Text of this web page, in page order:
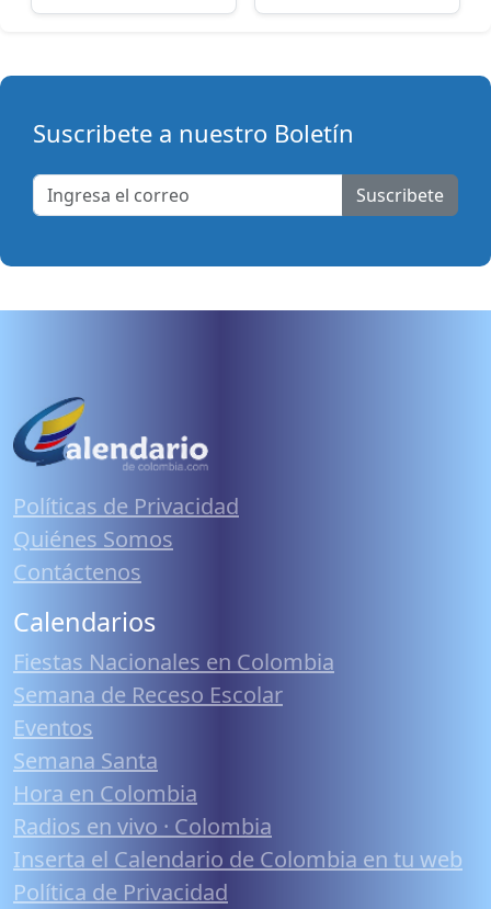
Suscribete a nuestro Boletín
Suscribete
Políticas de Privacidad
Quiénes Somos
Contáctenos
Calendarios
Fiestas Nacionales en Colombia
Semana de Receso Escolar
Eventos
Semana Santa
Hora en Colombia
Radios en vivo · Colombia
Inserta el Calendario de Colombia en tu web
Política de Privacidad